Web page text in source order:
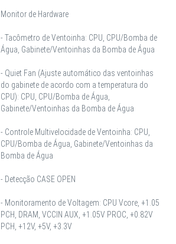
Monitor de Hardware
- Tacômetro de Ventoinha: CPU, CPU/Bomba de
Água, Gabinete/Ventoinhas da Bomba de Água
- Quiet Fan (Ajuste automático das ventoinhas
do gabinete de acordo com a temperatura do
CPU): CPU, CPU/Bomba de Água,
Gabinete/Ventoinhas da Bomba de Água
- Controle Multivelocidade de Ventoinha: CPU,
CPU/Bomba de Água, Gabinete/Ventoinhas da
Bomba de Água
- Detecção CASE OPEN
- Monitoramento de Voltagem: CPU Vcore, +1.05
PCH, DRAM, VCCIN AUX, +1.05V PROC, +0.82V
PCH, +12V, +5V, +3.3V